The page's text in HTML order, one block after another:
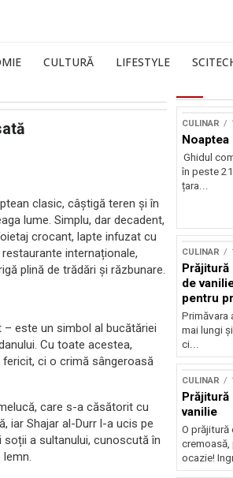
CULTURĂ LIFESTYLE
clasic, câștigă teren și în
lume. Simplu, dar decadent,
crocant, lapte infuzat cu
internaționale,
plină de trădări și răzbunare.
– este un simbol al bucătăriei
Cu toate acestea,
ci o crimă sângeroasă
care s-a căsătorit cu
iar Shajar al-Durr l-a ucis pe
a sultanului, cunoscută în
CULINAR
Ghidul
în peste
țara...
CULINAR
Prăjitură
de
pentru
Primăvara
mai lungi
ci...
CULINAR
Prăjitură
vanilie
O prăjitură
ocazie!